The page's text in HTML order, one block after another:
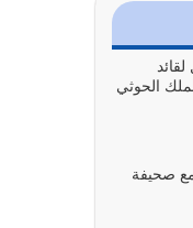
الله
الحوثي
صحيفة